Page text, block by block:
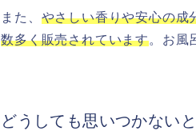
また、 やさしい香りや安心の成
数多く販売されています。お風
どうしても思いつかない